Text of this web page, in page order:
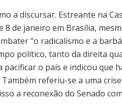
a discursar. Estreante na
8 de janeiro em Brasília,
“o radicalismo e a
político, tanto da direita
pacificar o país e indicou que
referiu-se a uma
a reconexão do Senado